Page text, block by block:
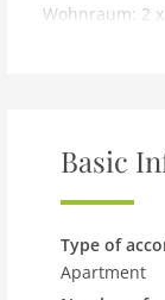
Wohnraum: 2
Badezimmer:
Baumaterial:
Isolierung:
Parkplatz:
Küche:
Basic
Type of
Apartment